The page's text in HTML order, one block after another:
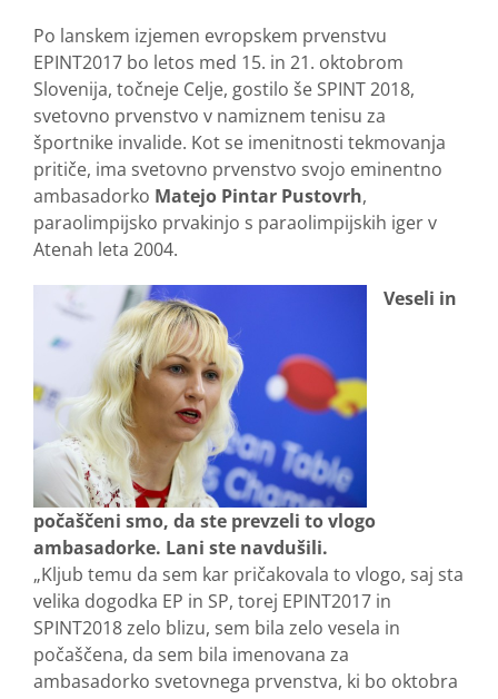
Po lanskem izjemen evropskem prvenstvu
EPINT2017 bo letos med 15. in 21. oktobrom
Slovenija, točneje Celje, gostilo še SPINT 2018,
svetovno prvenstvo v namiznem tenisu za
športnike invalide. Kot se imenitnosti tekmovanja
pritiče, ima svetovno prvenstvo svojo eminentno
ambasadorko Matejo Pintar Pustovrh,
paraolimpijsko prvakinjo s paraolimpijskih iger v
Atenah leta 2004.
Veseli in
počaščeni smo, da ste prevzeli to vlogo
ambasadorke. Lani ste navdušili.
„Kljub temu da sem kar pričakovala to vlogo, saj sta
velika dogodka EP in SP, torej EPINT2017 in
SPINT2018 zelo blizu, sem bila zelo vesela in
počaščena, da sem bila imenovana za
ambasadorko svetovnega prvenstva, ki bo oktobra